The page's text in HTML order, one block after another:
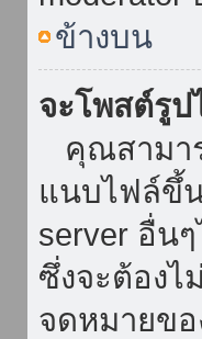
ข้างบน
จะโพสต์รูป
คุณสามา
แนบไฟล์ขึ้
server อื่นๆ
ซึ่งจะต้องไ
จดหมายขอ